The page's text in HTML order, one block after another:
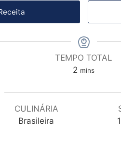
TEMPO TOTAL
2 mins
CULINÁRIA
Brasileira
1